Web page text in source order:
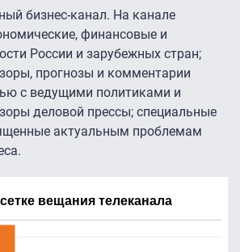
бизнес-канал. На канале
финансовые и
России и зарубежных стран;
прогнозы и комментарии
с ведущими политиками и
деловой прессы; специальные
актуальным проблемам
вещания телеканала